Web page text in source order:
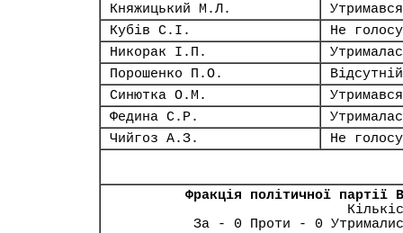
Княжицький М.Л.
Утримався
Кубів С.І.
Не
Никорак І.П.
Порошенко П.О.
Відсутній
Синютка О.М.
Утримався
Федина С.Р.
Чийгоз А.З.
Не
Фракція політичної партії
За - 0 Проти - 0